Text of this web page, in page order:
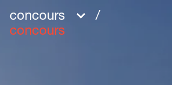
concours
/
concours